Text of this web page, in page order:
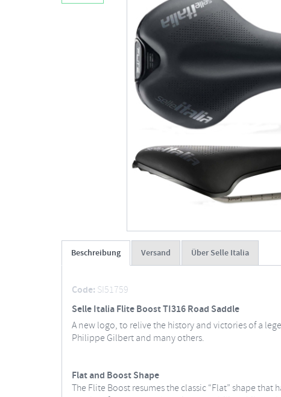
Beschreibung Versand Über Selle Italia
Code: SI51759
Selle Italia Flite Boost TI316 Road Saddle
A new logo, to relive the history and victories of a
Philippe Gilbert and many others.
Flat and Boost Shape
The Flite Boost resumes the classic “Flat” shape